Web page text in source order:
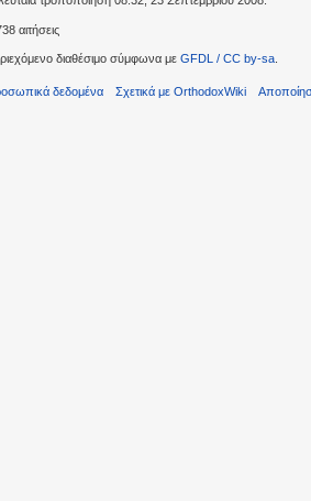
αιτήσεις
διαθέσιμο σύμφωνα με GFDL / CC by-sa
δεδομένα Σχετικά με OrthodoxWiki